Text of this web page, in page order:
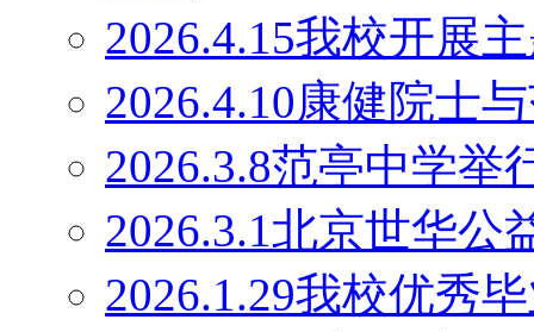
2026.4.15我校开展
2026.4.10康健院士
2026.3.8范亭中学举
2026.3.1北京世华公
2026.1.29我校优秀